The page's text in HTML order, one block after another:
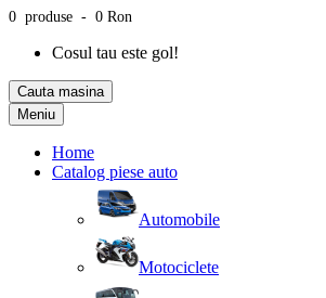
0 produse - 0 Ron
Cosul tau este gol!
Cauta masina
Meniu
Home
Catalog piese auto
Automobile
Motociclete